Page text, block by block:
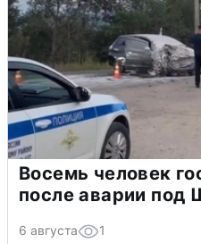
Восемь человек
после аварии под
6 августа 1